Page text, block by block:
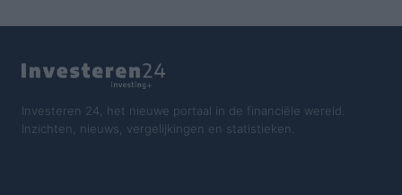
Investeren 24, het nieuwe portaal in de financiële wereld.
Inzichten, nieuws, vergelijkingen en statistieken.